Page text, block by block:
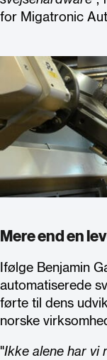
for Migatronic
Mere end en
Ifølge Benjamin
automatiserede
førte til dens
norske
"Ikke alene har vi